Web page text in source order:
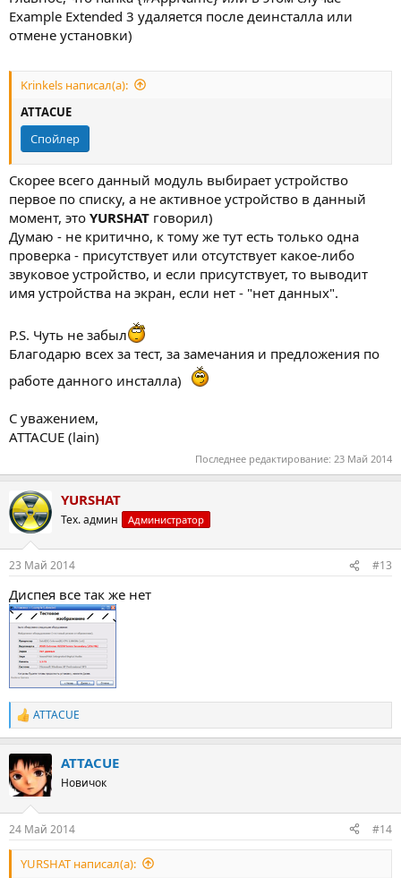
Example Extended 3 удаляется после деинсталла или
отмене установки)
Krinkels написал(а):
ATTACUE
Спойлер
Скорее всего данный модуль выбирает устройство
первое по списку, а не активное устройство в данный
момент, это YURSHAT говорил)
Думаю - не критично, к тому же тут есть только одна
проверка - присутствует или отсутствует какое-либо
звуковое устройство, и если присутствует, то выводит
имя устройства на экран, если нет - "нет данных".
P.S. Чуть не забыл
Благодарю всех за тест, за замечания и предложения по
работе данного инсталла)
С уважением,
ATTACUE (lain)
Последнее редактирование: 23 Май 2014
YURSHAT
Тех. админ Администратор
23 Май 2014 #13
Диспея все так же нет
Р
е
к
ц
и
ATTACUE
ATTACUE
Новичок
24 Май 2014 #14
YURSHAT написал(а):